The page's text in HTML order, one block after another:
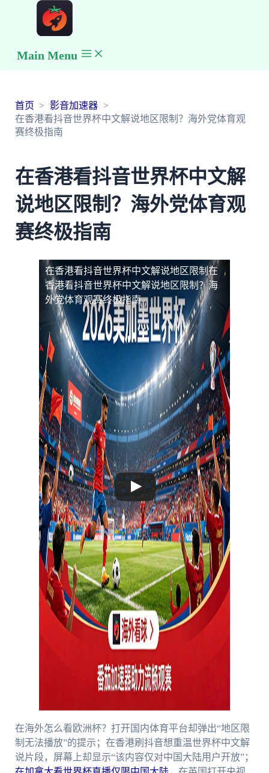
Main Menu
首页
影音加速器
在香港看抖音世界杯中文解说地区限制？海外党体育观
赛终极指南
在香港看抖音世界杯中文解
说地区限制？海外党体育观
赛终极指南
在香港看抖音世界杯中文解说地区限制在
香港看抖音世界杯中文解说地区限制？海
外党体育观赛终极指南
在海外怎么看欧洲杯？打开国内体育平台却弹出“地区限
制无法播放”的提示；在香港刷抖音想重温世界杯中文解
说片段，屏幕上却显示“该内容仅对中国大陆用户开放”；